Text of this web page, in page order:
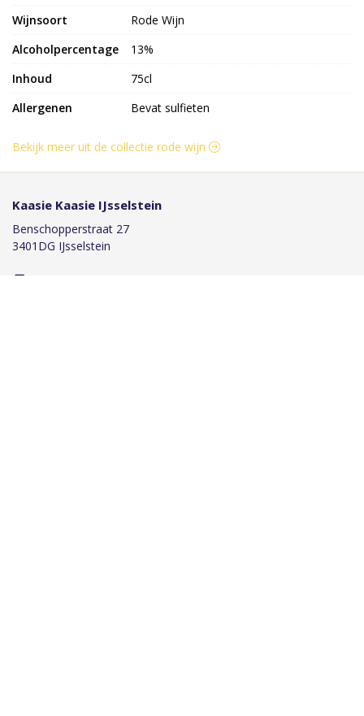
Wijnsoort
Rode Wijn
Alcoholpercentage
13%
Inhoud
75cl
Allergenen
Bevat sulfieten
Bekijk meer uit de collectie rode wijn
Kaasie Kaasie IJsselstein
Benschopperstraat 27
3401DG IJsselstein